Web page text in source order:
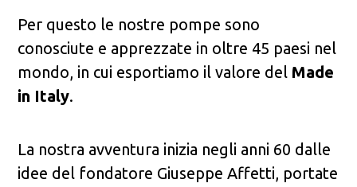
Per questo le nostre pompe sono
conosciute e apprezzate in oltre 45 paesi nel
mondo, in cui esportiamo il valore del Made
in Italy.
La nostra avventura inizia negli anni 60 dalle
idee del fondatore Giuseppe Affetti, portate